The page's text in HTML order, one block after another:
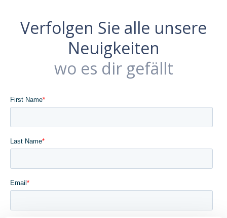
Verfolgen Sie alle unsere
Neuigkeiten
wo es dir gefällt